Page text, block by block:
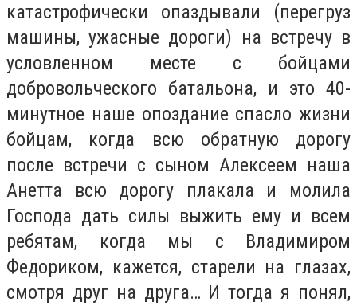
катастрофически опаздывали (перегруз
машины, ужасные дороги) на встречу в
условленном месте с бойцами
добровольческого батальона, и это 40-
минутное наше опоздание спасло жизни
бойцам, когда всю обратную дорогу
после встречи с сыном Алексеем наша
Анетта всю дорогу плакала и молила
Господа дать силы выжить ему и всем
ребятам, когда мы с Владимиром
Федориком, кажется, старели на глазах,
смотря друг на друга… И тогда я понял,